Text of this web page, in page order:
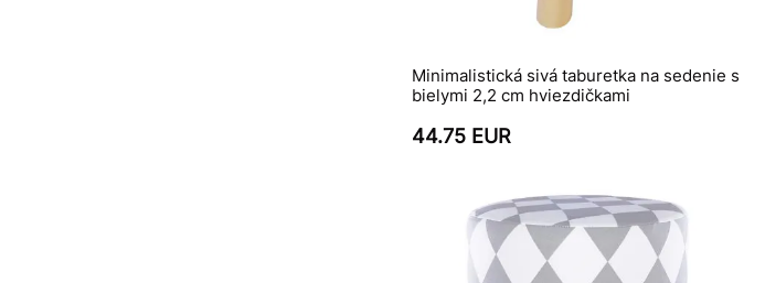
Minimalistická sivá taburetka na sedenie s
bielymi 2,2 cm hviezdičkami
44.75 EUR